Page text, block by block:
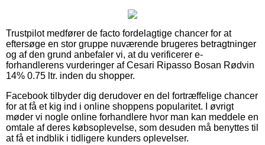
Trustpilot medfører de facto fordelagtige chancer for at
eftersøge en stor gruppe nuværende brugeres betragtninger
og af den grund anbefaler vi, at du verificerer e-
forhandlerens vurderinger af Cesari Ripasso Bosan Rødvin
14% 0.75 ltr. inden du shopper.
Facebook tilbyder dig derudover en del fortræffelige chancer
for at få et kig ind i online shoppens popularitet. I øvrigt
møder vi nogle online forhandlere hvor man kan meddele en
omtale af deres købsoplevelse, som desuden må benyttes til
at få et indblik i tidligere kunders oplevelser.